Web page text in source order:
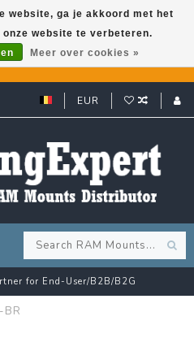
tot 50%? Klik hier!
EUR
for End-User/B2B/B2G
website, ga je akkoord met het
website te verbeteren.
Meer over cookies »